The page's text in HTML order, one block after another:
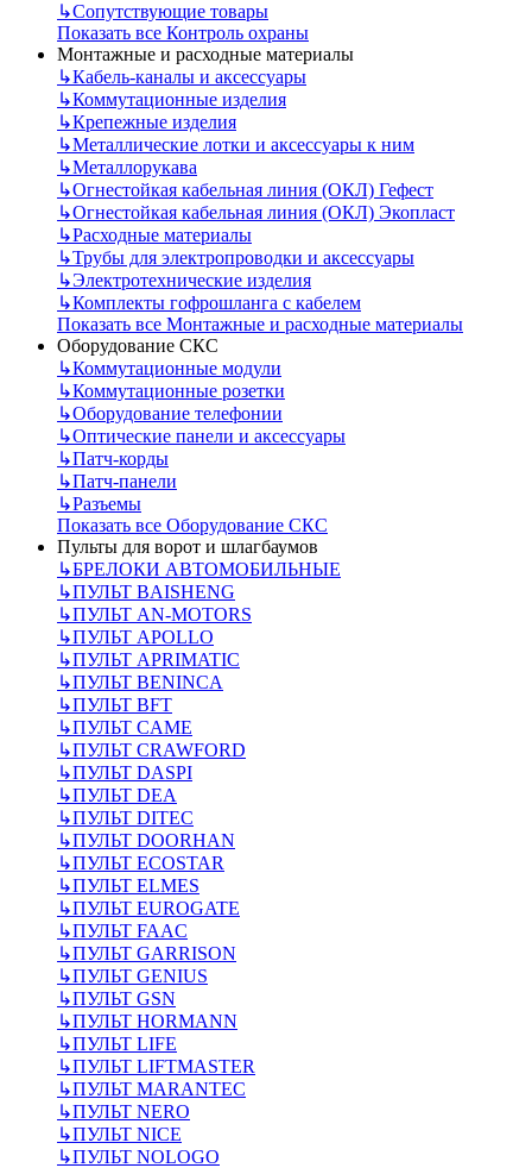
↳Сопутствующие товары
Показать все Контроль охраны
Монтажные и расходные материалы
↳Кабель-каналы и аксессуары
↳Коммутационные изделия
↳Крепежные изделия
↳Металлические лотки и аксессуары к ним
↳Металлорукава
↳Огнестойкая кабельная линия (ОКЛ) Гефест
↳Огнестойкая кабельная линия (ОКЛ) Экопласт
↳Расходные материалы
↳Трубы для электропроводки и аксессуары
↳Электротехнические изделия
↳Комплекты гофрошланга с кабелем
Показать все Монтажные и расходные материалы
Оборудование СКС
↳Коммутационные модули
↳Коммутационные розетки
↳Оборудование телефонии
↳Оптические панели и аксессуары
↳Патч-корды
↳Патч-панели
↳Разъемы
Показать все Оборудование СКС
Пульты для ворот и шлагбаумов
↳БРЕЛОКИ АВТОМОБИЛЬНЫЕ
↳ПУЛЬТ BAISHENG
↳ПУЛЬТ AN-MOTORS
↳ПУЛЬТ APOLLO
↳ПУЛЬТ APRIMATIC
↳ПУЛЬТ BENINCA
↳ПУЛЬТ BFT
↳ПУЛЬТ CAME
↳ПУЛЬТ CRAWFORD
↳ПУЛЬТ DASPI
↳ПУЛЬТ DEA
↳ПУЛЬТ DITEC
↳ПУЛЬТ DOORHAN
↳ПУЛЬТ ECOSTAR
↳ПУЛЬТ ELMES
↳ПУЛЬТ EUROGATE
↳ПУЛЬТ FAAC
↳ПУЛЬТ GARRISON
↳ПУЛЬТ GENIUS
↳ПУЛЬТ GSN
↳ПУЛЬТ HORMANN
↳ПУЛЬТ LIFE
↳ПУЛЬТ LIFTMASTER
↳ПУЛЬТ MARANTEC
↳ПУЛЬТ NERO
↳ПУЛЬТ NICE
↳ПУЛЬТ NOLOGO